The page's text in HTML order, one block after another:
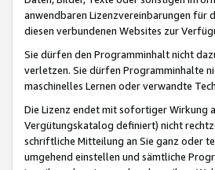
anwendbaren Lizenzvereinbarungen für
diesen verbundenen Websites zur
Sie dürfen den Programminhalt nicht
verletzen. Sie dürfen Programminhalte
maschinelles Lernen oder verwandte
Die Lizenz endet mit sofortiger Wirkung
Vergütungskatalog definiert) nicht
schriftliche Mitteilung an Sie ganz oder
umgehend einstellen und sämtliche